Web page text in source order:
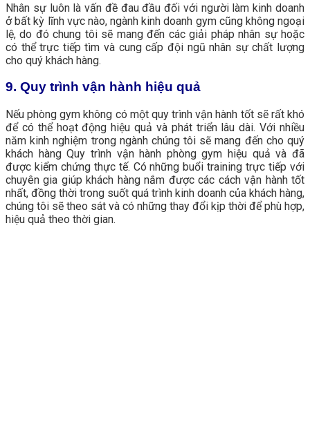
Nhân sự luôn là vấn đề đau đầu đối với người làm kinh doanh
ở bất kỳ lĩnh vực nào, ngành kinh doanh gym cũng không ngoại
lệ, do đó chung tôi sẽ mang đến các giải pháp nhân sự hoặc
có thể trực tiếp tìm và cung cấp đội ngũ nhân sự chất lượng
cho quý khách hàng.
9. Quy trình vận hành hiệu quả
Nếu phòng gym không có một quy trình vận hành tốt sẽ rất khó
để có thể hoạt động hiệu quả và phát triển lâu dài. Với nhiều
năm kinh nghiệm trong ngành chúng tôi sẽ mang đến cho quý
khách hàng Quy trình vận hành phòng gym hiệu quả và đã
được kiểm chứng thực tế. Có những buổi training trực tiếp với
chuyên gia giúp khách hàng nắm được các cách vận hành tốt
nhất, đồng thời trong suốt quá trình kinh doanh của khách hàng,
chúng tôi sẽ theo sát và có những thay đổi kịp thời để phù hợp,
hiệu quả theo thời gian.